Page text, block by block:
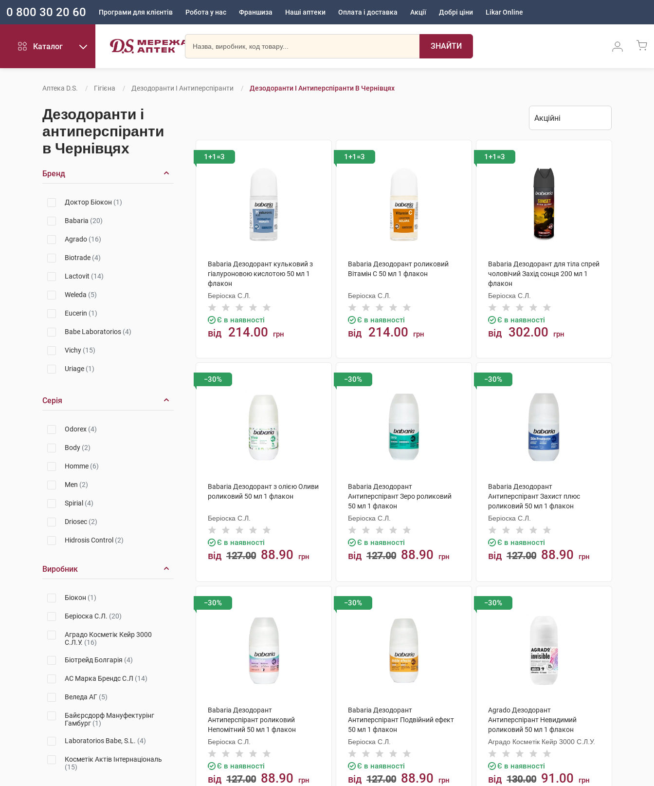
0 800 30 20 60 Програми для клієнтів Робота у нас Франшиза Наші аптеки Оплата і доставка Акції Добрі ціни Likar Online
Каталог ЗНАЙТИ
Аптека D.S. Гігієна Дезодоранти І Антиперспіранти Дезодоранти І Антиперспіранти В Чернівцях
Дезодоранти і
антиперспіранти
в Чернівцях
Бренд
Доктор Біокон (1)
Babaria (20)
Agrado (16)
Biotrade (4)
Lactovit (14)
Weleda (5)
Eucerin (1)
Babe Laboratorios (4)
Vichy (15)
Uriage (1)
Серія
Odorex (4)
Body (2)
Homme (6)
Men (2)
Spirial (4)
Driosec (2)
Hidrosis Control (2)
Виробник
Біокон (1)
Беріоска С.Л. (20)
Аградо Косметік Кейр 3000
С.Л.У. (16)
Біотрейд Болгарія (4)
АС Марка Брендс С.Л (14)
Веледа АГ (5)
Байєрсдорф Мануфектурінг
Гамбург (1)
Laboratorios Babe, S.L. (4)
Косметік Актів Інтернаціональ
(15)
1+1=3
Babaria Дезодорант кульковий з
гіалуроновою кислотою 50 мл 1
флакон
Беріоска С.Л.
Є в наявності
від 214.00 грн
1+1=3
Babaria Дезодорант роликовий
Вітамін С 50 мл 1 флакон
Беріоска С.Л.
Є в наявності
від 214.00 грн
1+1=3
Babaria Дезодорант для тіла спрей
чоловічий Захід сонця 200 мл 1
флакон
Беріоска С.Л.
Є в наявності
від 302.00 грн
−30%
Babaria Дезодорант з олією Оливи
роликовий 50 мл 1 флакон
Беріоска С.Л.
Є в наявності
від 127.00 88.90 грн
−30%
Babaria Дезодорант
Антиперспірант Зеро роликовий
50 мл 1 флакон
Беріоска С.Л.
Є в наявності
від 127.00 88.90 грн
−30%
Babaria Дезодорант
Антиперспірант Захист плюс
роликовий 50 мл 1 флакон
Беріоска С.Л.
Є в наявності
від 127.00 88.90 грн
−30%
Babaria Дезодорант
Антиперспірант роликовий
Непомітний 50 мл 1 флакон
Беріоска С.Л.
Є в наявності
від 127.00 88.90 грн
−30%
Babaria Дезодорант
Антиперспірант Подвійний ефект
50 мл 1 флакон
Беріоска С.Л.
Є в наявності
від 127.00 88.90 грн
−30%
Agrado Дезодорант
Антиперспірант Невидимий
роликовий 50 мл 1 флакон
Аградо Косметік Кейр 3000 С.Л.У.
Є в наявності
від 130.00 91.00 грн